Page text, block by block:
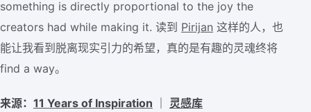
something is directly proportional to the joy the
creators had while making it. 读到 Pirijan 这样的人，也
能让我看到脱离现实引力的希望，真的是有趣的灵魂终将
find a way。
来源： 11 Years of Inspiration 灵感库